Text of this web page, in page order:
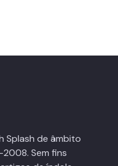
Splash de âmbito
Sem fins